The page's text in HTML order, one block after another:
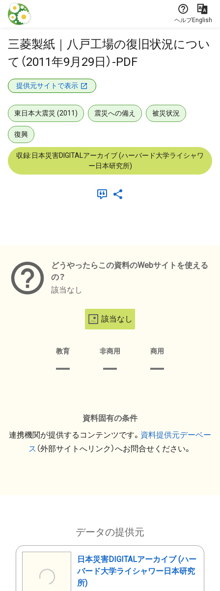
本文に飛ぶ
ヘルプEnglish
三菱製紙｜八戸工場の復旧状況につい
て（2011年9月29日）-PDF
提供元サイトで表示
東日本大震災 (2011) 震災への備え 被災状況
復興
収録:日本災害DIGITALアーカイブ (ハーバード大学ライシャワ
ー日本研究所)
どうやったらこの資料のWebサイトを使える
の？
該当なし
該当なし
教育 非商用 商用
資料固有の条件
連携機関が提供するコンテンツです。 資料提供元デーベー
ス （外部サイトへリンク）へお問合せください。
データの提供元
日本災害DIGITALアーカイブ (ハー
バード大学ライシャワー日本研究
所)